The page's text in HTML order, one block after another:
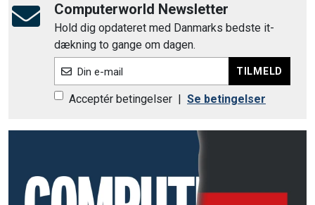
Computerworld Newsletter
Hold dig opdateret med Danmarks bedste it-
dækning to gange om dagen.
Din e-mail TILMELD
Acceptér betingelser Se betingelser